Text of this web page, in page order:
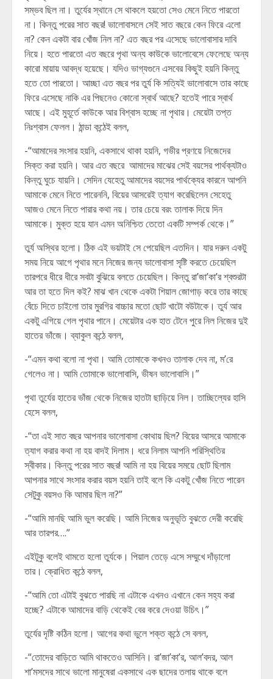
সম্ভব ছিল না। তুর্যের স্থানে সে থাকলে হয়তো সেও মেনে নিতে পারতো
না। কিন্তু পরের সাত বছর! ভালোবাসলে সেই সাত বছরে কেন ফিরে এলো
না? কেন একটা বার খোঁজ নিল না? এত বছর পর এসেছে ভালোবাসার দাবি
নিয়ে। হতে পারতো এত বছরে পৃথা অন্য কাউকে ভালোবেসে ফেলেছে অন্য
কারো মায়ায় আবদ্ধ হয়েছে। যদিও ভাগ্যগুনে এসবের কিছুই হয়নি কিন্তু
হতে তো পারতো। আচ্ছা এত বছর পর তুর্য কি সত্যিই ভালোবাসে তার কাছে
ফিরে এসেছে নাকি এর পিছনেও কোনো স্বার্থ আছে? হতেই পারে স্বার্থ
আছে। এই মুহূর্তে কাউকে আর বিশ্বাস হচ্ছে না পৃথার। মেয়েটা তপ্ত
নিঃশ্বাস ফেলল। ঠান্ডা কন্ঠেই বলল,
-“আমাদের সংসার হয়নি, একসাথে থাকা হয়নি, গভীর প্রণয়ে নিজেদের
সিক্ত করা হয়নি। আর এত বছরে আমাদের মাঝের সেই বয়সের পার্থক্যটাও
কিন্তু ঘুচে যায়নি। সেদিন যেহেতু আমাদের বয়সের পার্থক্যের কারনে আপনি
আমাকে মেনে নিতে পারেননি, বিয়ের আসরেই ত্যাগ করেছিলেন সেহেতু
আজও মেনে নিতে পারার কথা নয়। তার চেয়ে বরং তালাক দিয়ে দিন
আমাকে। মুক্ত হয়ে যান এমন অনিশ্চিত তেতো একটি সম্পর্ক থেকে।”
তুর্য অস্থির হলো। ঠিক এই ভয়টাই সে পেয়েছিল এতদিন। যার দরুন একটু
সময় নিয়ে আগে পৃথার মনে নিজের জন্য ভালোবাসা সৃষ্টি করতে চেয়েছিল
তারপরে ধীরে ধীরে সবটা বুঝিয়ে বলতে চেয়েছিল।‌ কিন্তু রা’জা’কা’র শ্বশুরটা
আর তা হতে দিল কই? মাঝ খান থেকে একটা শিয়াল জোগাড় করে তার কাছে
বেঁচে দিতে চাইলো তার মুরগির বাচ্চার মতো ছোট খাটো বউটাকে। তুর্য আর
একটু এগিয়ে গেল পৃথার পানে। মেয়েটার এক হাত টেনে পুরে নিল নিজের দুই
হাতের ভাঁজে। ব্যাকুল কন্ঠে বলল,
-“এমন কথা বলো না পৃথা। আমি তোমাকে কখনও তালাক দেব না, ম’রে
গেলেও না। আমি তোমাকে ভালোবাসি, ভীষন ভালোবাসি।”
পৃথা তুর্যের হাতের ভাঁজ থেকে নিজের হাতটা ছাড়িয়ে নিল। তাচ্ছিল্যের হাসি
হেসে বলল,
-“তা এই সাত বছর আপনার ভালোবাসা কোথায় ছিল? বিয়ের আসরে আমাকে
ত্যাগ করার কথা না হয় বাদই দিলাম। ধরে নিলাম আপনি পরিস্থিতির
স্বীকার। কিন্তু পরের সাত বছর! আমি না হয় বিয়ের সময়ে ছোট ছিলাম
আপনার সাথে সংসার করার বয়স হয়নি তাই বলে কি একটু খোঁজ নিতে পারেন
সেটুকু বয়সও কি আমার ছিল না?”
-“আমি মানছি আমি ভুল করেছি। আমি নিজের অনুভূতি বুঝতে দেরী করেছি
আর তারপর….”
এইটুকু বলেই থামতে হলো তুর্যকে। পিয়াল তেড়ে এসে সম্মুখে দাঁড়ালো
তার। ক্রোধিত কন্ঠে বলল,
-“আমি তো এটাই বুঝতে পারছি না এটাকে এখনও এখানে কেন সহ্য করা
হচ্ছে? এটাকে আমাদের বাড়ি থেকেই বের করে দেওয়া উচিৎ।”
তুর্যের দৃষ্টি কঠিন হলো। আগের কথা ভুলে শক্ত কন্ঠে সে বলল,
-“তোদের বাড়িতে আমি থাকতেও আসিনি। রা’জা’কা’র, আল’বদর, আল
শা’মসদের সাথে ভালো মানুষেরা একসাথে এক ছাদের তলায় থাকে বলে